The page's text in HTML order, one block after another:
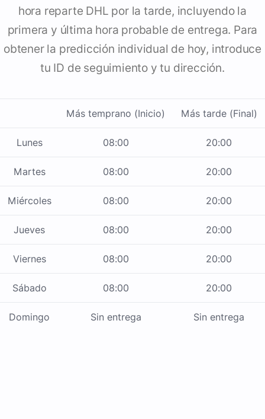
hora reparte DHL por la tarde, incluyendo la
primera y última hora probable de entrega. Para
obtener la predicción individual de hoy, introduce
tu ID de seguimiento y tu dirección.
Más temprano (Inicio) Más tarde (Final)
Lunes 08:00 20:00
Martes 08:00 20:00
Miércoles 08:00 20:00
Jueves 08:00 20:00
Viernes 08:00 20:00
Sábado 08:00 20:00
Domingo Sin entrega Sin entrega